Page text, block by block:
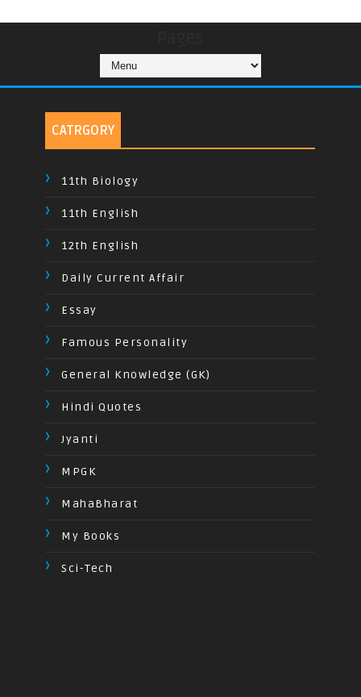
CATRGORY
11th Biology
11th English
12th English
Daily Current Affair
Essay
Famous Personality
General Knowledge (GK)
Hindi Quotes
Jyanti
MPGK
MahaBharat
My Books
Sci-Tech